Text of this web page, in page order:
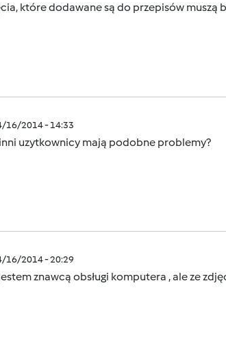
które dodawane są do przepisów muszą
16/2014 - 14:33
uzytkownicy mają podobne problemy?
16/2014 - 20:29
znawcą obsługi komputera , ale ze